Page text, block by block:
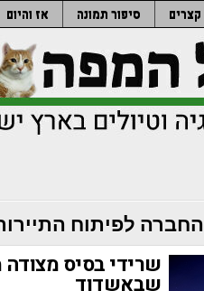
קצרים סיפור תמונה אז והיום
החברה לפיתוח
שרידי בסיס
שבאשדוד